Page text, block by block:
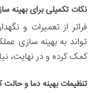
نکات تکمیلی برای بهینه
فراتر از تعمیرات و
تواند به بهینه سازی
کمک کرده و در نهایت،
تنظیمات بهینه دما و حالت